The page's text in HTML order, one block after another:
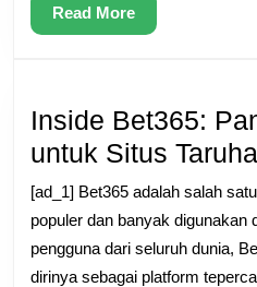
Read MoreRead
More
Inside Bet365:
untuk Situs
[ad_1] Bet365 adalah salah
populer dan banyak digunakan
pengguna dari seluruh dunia,
dirinya sebagai platform